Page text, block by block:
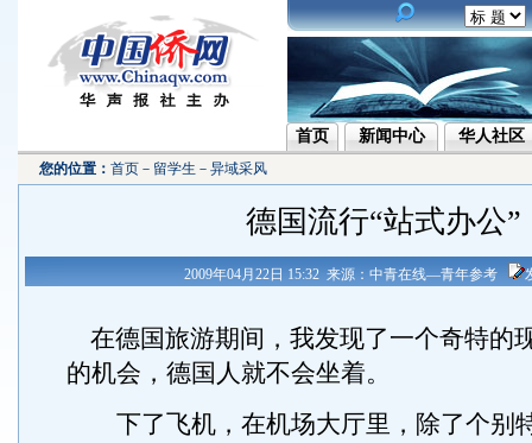
首页 新闻中心 华人社区
您的位置： 首页 － 留学生 － 异域采风
德国流行“站式办公”
2009年04月22日 15:32 来源：中青在线—青年参考
在德国旅游期间，我发现了一个奇特的
的机会，德国人就不会坐着。
下了飞机，在机场大厅里，除了个别